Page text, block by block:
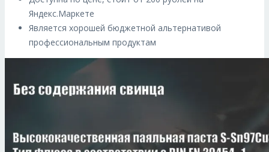
Яндекс.Маркете
Является хорошей бюджетной альтернативой
профессиональным продуктам